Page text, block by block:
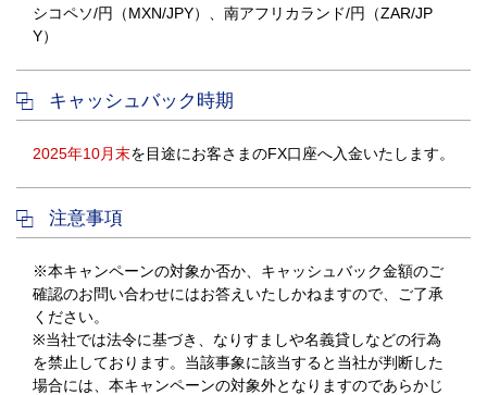
シコペソ/円（MXN/JPY）、南アフリカランド/円（ZAR/JP
Y）
キャッシュバック時期
2025年10月末を目途にお客さまのFX口座へ入金いたします。
注意事項
※本キャンペーンの対象か否か、キャッシュバック金額のご
確認のお問い合わせにはお答えいたしかねますので、ご了承
ください。
※当社では法令に基づき、なりすましや名義貸しなどの行為
を禁止しております。当該事象に該当すると当社が判断した
場合には、本キャンペーンの対象外となりますのであらかじ